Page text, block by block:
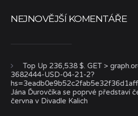
NEJNOVĚJŠÍ KOMENTÁŘE
Top Up 236,538 $. GET >
3682444-USD-04-21-2?
Jána Ďurovčíka se poprvé představí
června v Divadle Kalich